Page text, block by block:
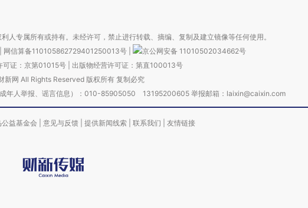
人专属所有或持有。未经许可，禁止进行转载、摘编、复制及建立镜像等任何使用。
网信算备110105862729401250013号
京公网安备 11010502034662号
可证：京第01015号| 出版物经营许可证：第直100013号
新网 All Rights Reserved 版权所有 复制必究
年人举报、谣言信息）：010-85905050 13195200605 举报邮箱：laixin@caixin.com
公益基金会 意见与反馈 提供新闻线索 联系我们 友情链接